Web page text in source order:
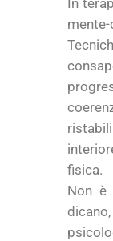
In
fisica.
Non è